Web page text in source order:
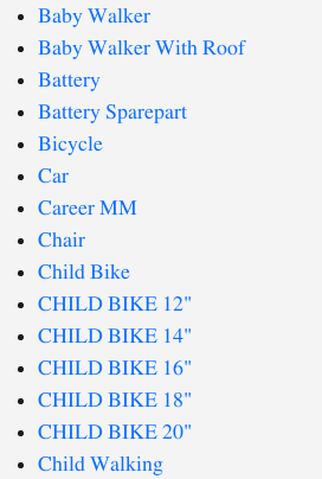
Baby Walker
Baby Walker With Roof
Battery
Battery Sparepart
Bicycle
Car
Career MM
Chair
Child Bike
CHILD BIKE 12"
CHILD BIKE 14"
CHILD BIKE 16"
CHILD BIKE 18"
CHILD BIKE 20"
Child Walking